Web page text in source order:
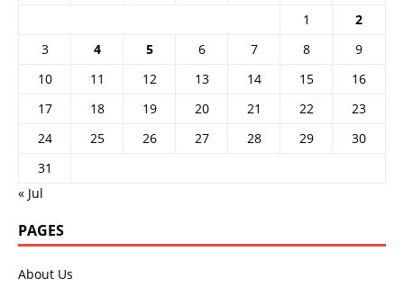
1
2
3
4 5 6 7 8
9
10
11 12 13 14 15
16
17
18 19 20 21 22
23
24
25 26 27 28 29
30
31
« Jul
PAGES
About Us